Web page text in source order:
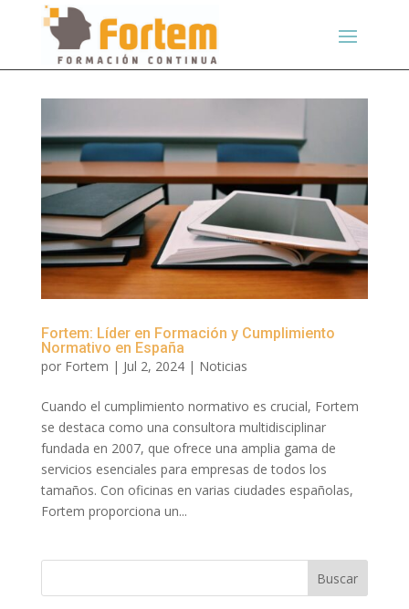
Fortem: Líder en Formación y Cumplimiento
Normativo en España
por Fortem | Jul 2, 2024| Noticias
Cuando el cumplimiento normativo es crucial, Fortem
se destaca como una consultora multidisciplinar
fundada en 2007, que ofrece una amplia gama de
servicios esenciales para empresas de todos los
tamaños. Con oficinas en varias ciudades españolas,
Fortem proporciona un...
Buscar